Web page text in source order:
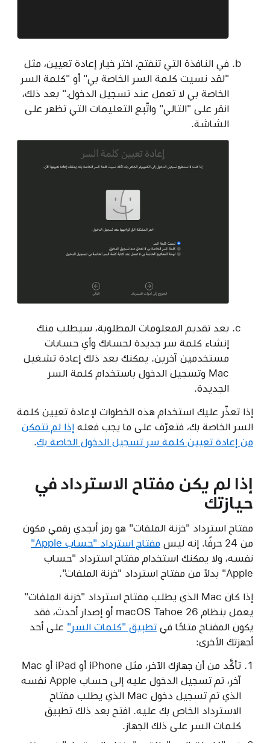
في النافذة التي تنفتح، اختر خيار إعادة تعيين، مثل
"لقد نسيت كلمة السر الخاصة بي" أو "كلمة السر
الخاصة بي لا تعمل عند تسجيل الدخول." بعد ذلك،
انقر على "التالي" واتّبع التعليمات التي تظهر على
الشاشة.
بعد تقديم المعلومات المطلوبة، سيطلب منك
إنشاء كلمة سر جديدة لحسابك وأي حسابات
مستخدمين آخرين. يمكنك بعد ذلك إعادة تشغيل
Mac وتسجيل الدخول باستخدام كلمة السر
الجديدة.
إذا تعذّر عليك استخدام هذه الخطوات لإعادة تعيين كلمة
السر الخاصة بك، فتعرّف على ما يجب فعله إذا لم تتمكن
من إعادة تعيين كلمة سر تسجيل الدخول الخاصة بك.
إذا لم يكن مفتاح الاسترداد في
حيازتك
مفتاح استرداد "خزنة الملفات" هو رمز أبجدي رقمي مكون
من 24 حرفًا. إنه ليس
مفتاح استرداد "حساب Apple"
نفسه، ولا يمكنك استخدام مفتاح استرداد "حساب
Apple" بدلاً من مفتاح استرداد "خزنة الملفات".
إذا كان Mac الذي يطلب مفتاح استرداد "خزنة الملفات"
يعمل بنظام macOS Tahoe 26 أو إصدار أحدث، فقد
يكون المفتاح متاحًا في تطبيق "كلمات السر" على أحد
أجهزتك الأخرى:
تأكَّد من أن جهازك الآخر، مثل iPhone أو iPad أو Mac
آخر، تم تسجيل الدخول عليه إلى حساب Apple نفسه
الذي تم تسجيل دخول Mac الذي يطلب مفتاح
الاسترداد الخاص بك عليه. افتح بعد ذلك تطبيق
كلمات السر على ذلك الجهاز.